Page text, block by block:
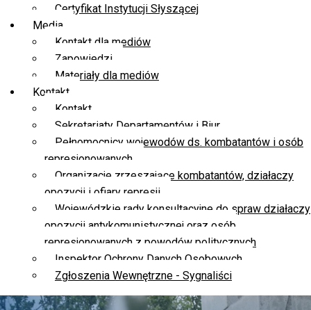
Certyfikat Instytucji Słyszącej
Media
Kontakt dla mediów
Zapowiedzi
Materiały dla mediów
Kontakt
Kontakt
Sekretariaty Departamentów i Biur
Pełnomocnicy wojewodów ds. kombatantów i osób
represjonowanych
Organizacje zrzeszające kombatantów, działaczy
opozycji i ofiary represji
Wojewódzkie rady konsultacyjne do spraw działaczy
opozycji antykomunistycznej oraz osób
represjonowanych z powodów politycznych
Inspektor Ochrony Danych Osobowych
Zgłoszenia Wewnętrzne - Sygnaliści